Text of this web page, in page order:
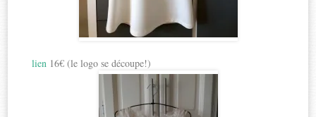
lien 16€ (le logo se découpe!)